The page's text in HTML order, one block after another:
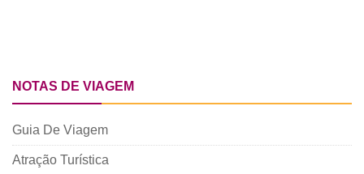
NOTAS DE VIAGEM
Guia De Viagem
Atração Turística